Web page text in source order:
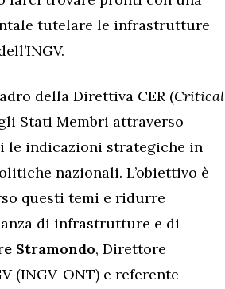
tutelare le infrastrutture
della Direttiva CER (Critical
Stati Membri attraverso
le indicazioni strategiche in
nazionali. L’obiettivo è
questi temi e ridurre
di infrastrutture e di
Stramondo, Direttore
(INGV-ONT) e referente